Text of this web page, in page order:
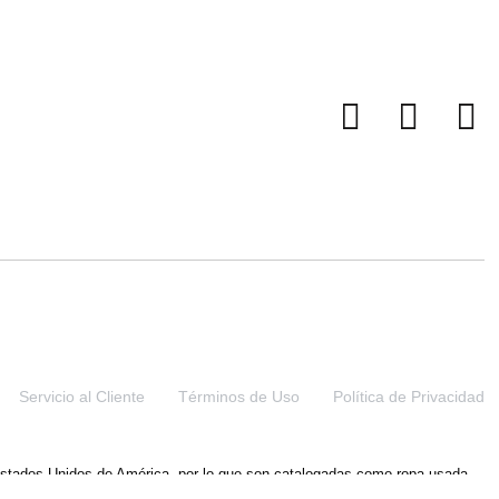
Servicio al Cliente Términos de Uso Política de Privacidad
Unidos de América, por lo que son catalogadas como ropa usada.